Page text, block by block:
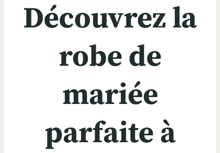
Découvrez la
robe de
mariée
parfaite à